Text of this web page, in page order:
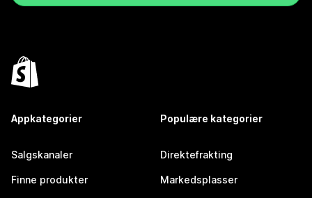
Appkategorier
Salgskanaler
Finne produkter
Populære kategorier
Direktefrakting
Markedsplasser